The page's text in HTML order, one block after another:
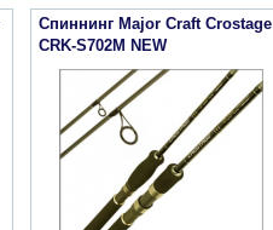
Спиннинг Major Craft Crostage
CRK-S702M NEW